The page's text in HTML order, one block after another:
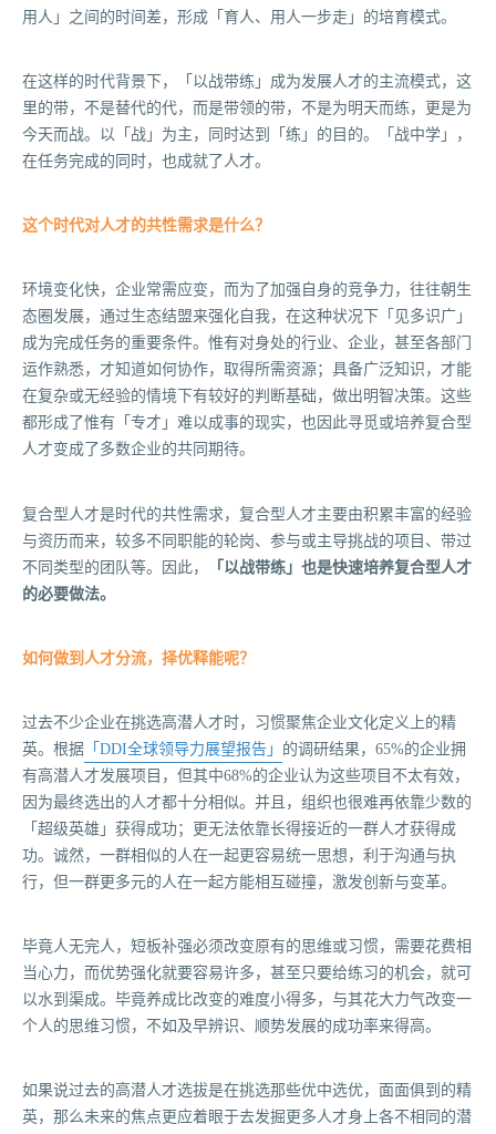
用人」之间的时间差，形成「育人、用人一步走」的培育模式。
在这样的时代背景下，「以战带练」成为发展人才的主流模式，这
里的带，不是替代的代，而是带领的带，不是为明天而练，更是为
今天而战。以「战」为主，同时达到「练」的目的。「战中学」，
在任务完成的同时，也成就了人才。
这个时代对人才的共性需求是什么？
环境变化快，企业常需应变，而为了加强自身的竞争力，往往朝生
态圈发展，通过生态结盟来强化自我，在这种状况下「见多识广」
成为完成任务的重要条件。惟有对身处的行业、企业，甚至各部门
运作熟悉，才知道如何协作，取得所需资源；具备广泛知识，才能
在复杂或无经验的情境下有较好的判断基础，做出明智决策。这些
都形成了惟有「专才」难以成事的现实，也因此寻觅或培养复合型
人才变成了多数企业的共同期待。
复合型人才是时代的共性需求，复合型人才主要由积累丰富的经验
与资历而来，较多不同职能的轮岗、参与或主导挑战的项目、带过
不同类型的团队等。因此，
「以战带练」也是快速培养复合型人才
的必要做法。
如何做到人才分流，择优释能呢？
过去不少企业在挑选高潜人才时，习惯聚焦企业文化定义上的精
英。根据 「DDI全球领导力展望报告」 的调研结果，65%的企业拥
有高潜人才发展项目，但其中68%的企业认为这些项目不太有效，
因为最终选出的人才都十分相似。并且，组织也很难再依靠少数的
「超级英雄」获得成功；更无法依靠长得接近的一群人才获得成
功。诚然，一群相似的人在一起更容易统一思想，利于沟通与执
行，但一群更多元的人在一起方能相互碰撞，激发创新与变革。
毕竟人无完人，短板补强必须改变原有的思维或习惯，需要花费相
当心力，而优势强化就要容易许多，甚至只要给练习的机会，就可
以水到渠成。毕竟养成比改变的难度小得多，与其花大力气改变一
个人的思维习惯，不如及早辨识、顺势发展的成功率来得高。
如果说过去的高潜人才选拔是在挑选那些优中选优，面面俱到的精
英，那么未来的焦点更应着眼于去发掘更多人才身上各不相同的潜